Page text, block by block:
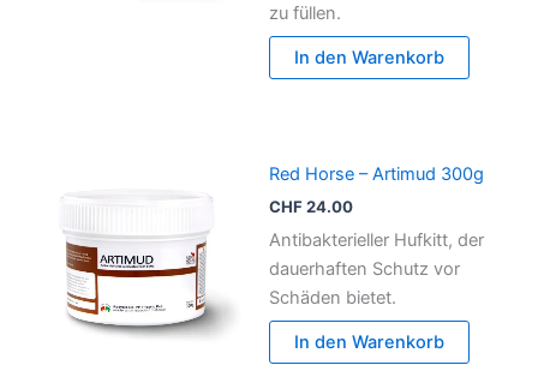
zu füllen.
In den Warenkorb
Red Horse – Artimud 300g
CHF24.00
Antibakterieller Hufkitt, der
dauerhaften Schutz vor
Schäden bietet.
In den Warenkorb